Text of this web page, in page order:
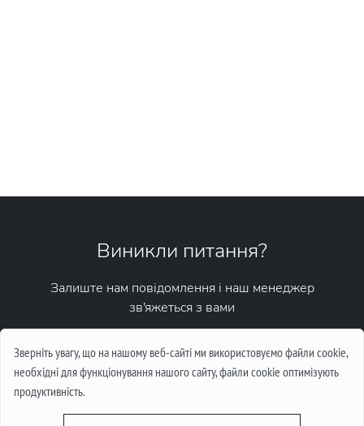
Зверніть увагу, що на нашому веб-сайті ми використовуємо файли cookie,
необхідні для функціонування нашого сайту, файли cookie оптимізують
продуктивність.
Виникли питання?
Залиште нам повідомлення і наш менеджер
зв'яжеться з вами
Написати повідомлення